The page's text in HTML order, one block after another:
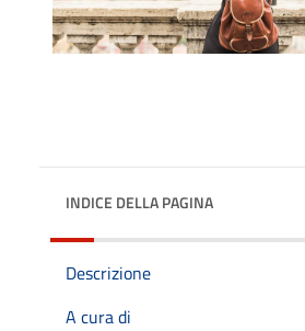
INDICE DELLA PAGINA
Descrizione
A cura di